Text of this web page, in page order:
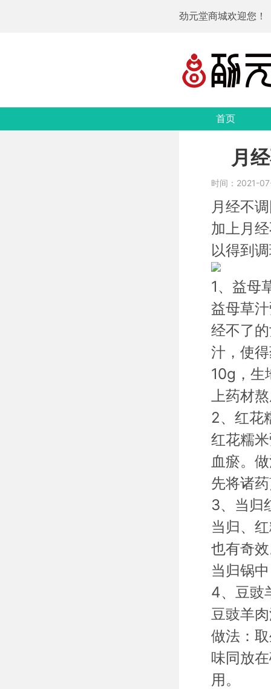
劲元堂商城欢迎您！
首页
月
时间：2021-
月经不
加上月
以得到
1、益母
益母草
经不了
汁，使
10g，生
上药材
2、红花
红花糯
血瘀。
先将诸
3、当归
当归、
也有奇
当归锅
4、豆豉
豆豉羊
做法：
味同放
用。